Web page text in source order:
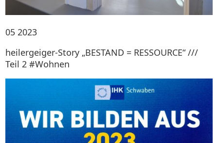
05 2023
heilergeiger-Story „BESTAND = RESSOURCE“ ///
Teil 2 #Wohnen